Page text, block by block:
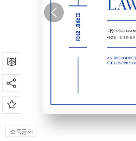
소득공제